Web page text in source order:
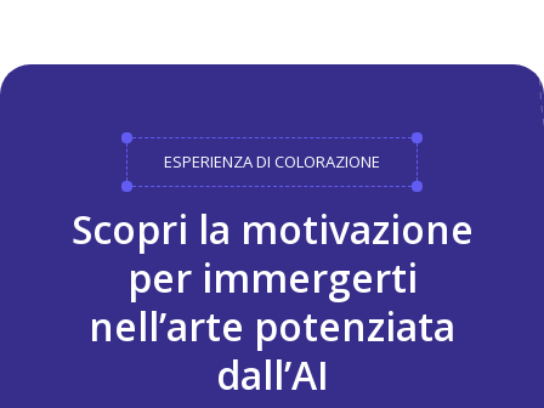
ESPERIENZA DI COLORAZIONE
Scopri la motivazione
per immergerti
nell’arte potenziata
dall’AI